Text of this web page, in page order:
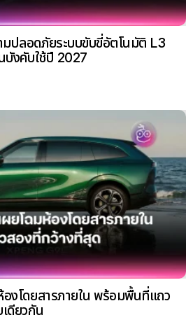
ปลอดภัยระบบขับขี่อัตโนมัติ L3
บังคับใช้ปี 2027
งโดยสารภายใน พร้อมพื้นที่แถว
ดียวกัน